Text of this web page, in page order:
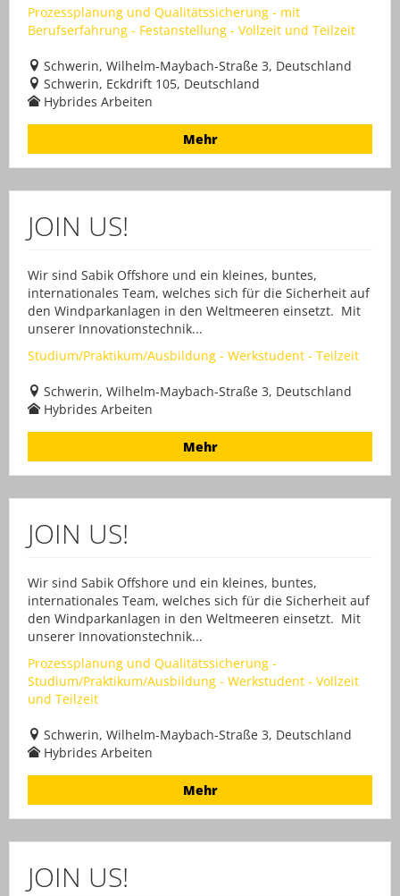
Prozessplanung und Qualitätssicherung - mit
Berufserfahrung - Festanstellung - Vollzeit und Teilzeit
Schwerin, Wilhelm-Maybach-Straße 3, Deutschland
Schwerin, Eckdrift 105, Deutschland
Hybrides Arbeiten
Mehr
JOIN US!
Wir sind Sabik Offshore und ein kleines, buntes,
internationales Team, welches sich für die Sicherheit auf
den Windparkanlagen in den Weltmeeren einsetzt. Mit
unserer Innovationstechnik...
Studium/Praktikum/Ausbildung - Werkstudent - Teilzeit
Schwerin, Wilhelm-Maybach-Straße 3, Deutschland
Hybrides Arbeiten
Mehr
JOIN US!
Wir sind Sabik Offshore und ein kleines, buntes,
internationales Team, welches sich für die Sicherheit auf
den Windparkanlagen in den Weltmeeren einsetzt. Mit
unserer Innovationstechnik...
Prozessplanung und Qualitätssicherung -
Studium/Praktikum/Ausbildung - Werkstudent - Vollzeit
und Teilzeit
Schwerin, Wilhelm-Maybach-Straße 3, Deutschland
Hybrides Arbeiten
Mehr
JOIN US!